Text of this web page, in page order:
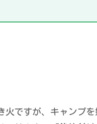
ですが、キャンプ